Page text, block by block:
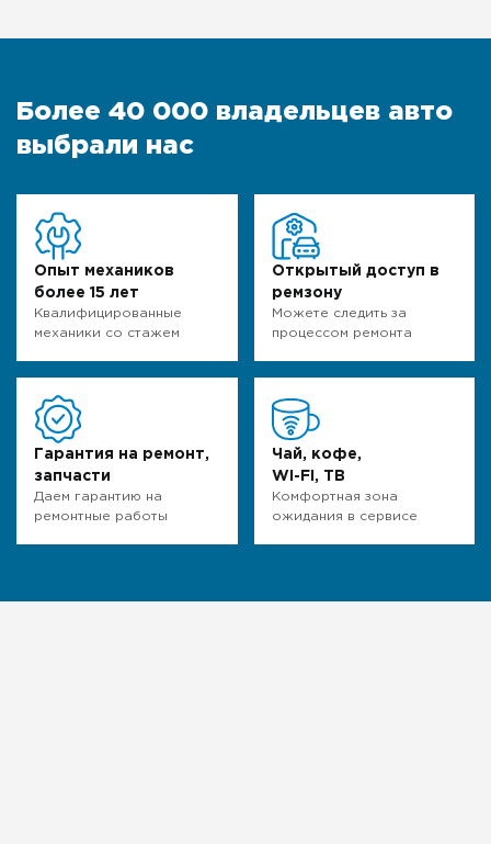
Более 40 000 владельцев авто
выбрали нас
Опыт механиков
более 15 лет
Квалифицированные
механики со стажем
Открытый доступ в
ремзону
Можете следить за
процессом ремонта
Гарантия на ремонт,
запчасти
Даем гарантию на
ремонтные работы
Чай, кофе,
WI-FI, ТВ
Комфортная зона
ожидания в сервисе